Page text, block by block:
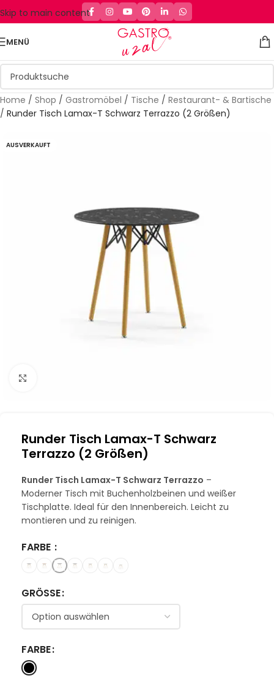
Skip to main content
MENÜ
Home / Shop / Gastromöbel / Tische / Restaurant- & Bartische
/ Runder Tisch Lamax-T Schwarz Terrazzo (2 Größen)
AUSVERKAUFT
Runder Tisch Lamax-T Schwarz
Terrazzo (2 Größen)
Runder Tisch Lamax-T Schwarz Terrazzo –
Moderner Tisch mit Buchenholzbeinen und weißer
Tischplatte. Ideal für den Innenbereich. Leicht zu
montieren und zu reinigen.
FARBE
GRÖSSE
FARBE